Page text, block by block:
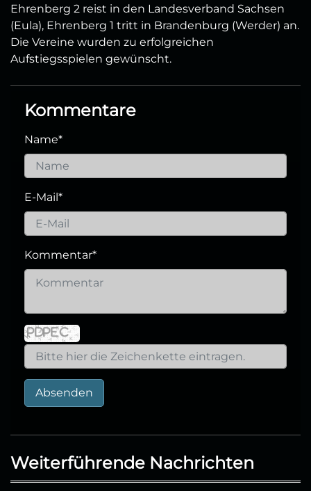
Ehrenberg 2 reist in den Landesverband Sachsen
(Eula), Ehrenberg 1 tritt in Brandenburg (Werder) an.
Die Vereine wurden zu erfolgreichen
Aufstiegsspielen gewünscht.
Kommentare
Name*
E-Mail *
Kommentar*
Absenden
Weiterführende Nachrichten